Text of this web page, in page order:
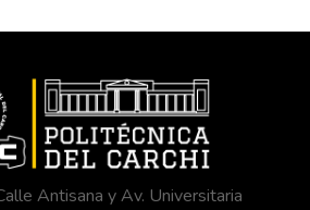
Antisana y Av. Universitaria